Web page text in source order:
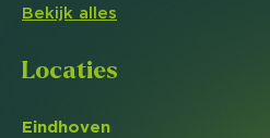
Bekijk alles
Locaties
Eindhoven